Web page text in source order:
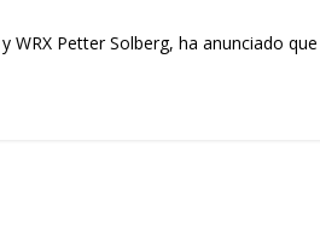
y WRX Petter Solberg, ha anunciado